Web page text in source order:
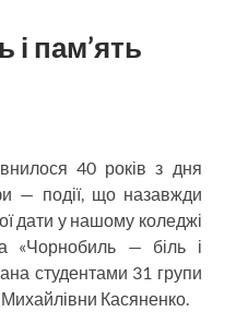
пам’ять
40 років з дня
— події, що назавжди
дати у нашому коледжі
«Чорнобиль — біль і
студентами 31 групи
Касяненко.